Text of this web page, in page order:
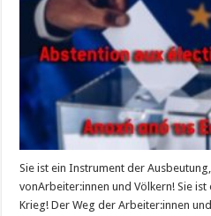
Sie ist ein Instrument der
vonArbeiter:innen und Völkern! Sie ist
Krieg! Der Weg der Arbeiter:innen